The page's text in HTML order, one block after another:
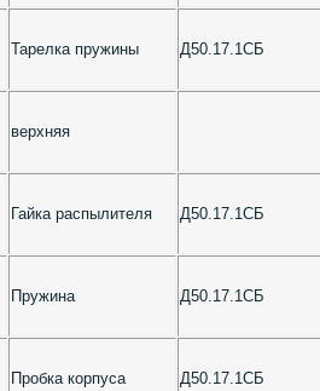
Тарелка пружины Д50.17.1СБ
верхняя
Гайка распылителя Д50.17.1СБ
Пружина Д50.17.1СБ
Пробка корпуса Д50.17.1СБ